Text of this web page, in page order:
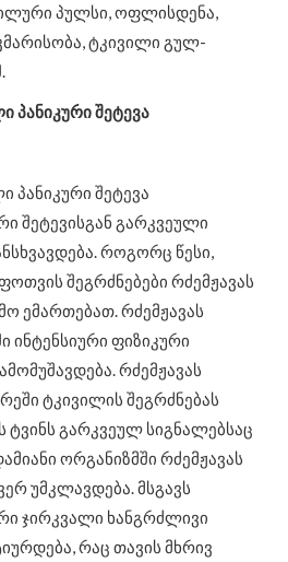
პულსი, ოფლისდენა,
ტკივილი გულ-
პანიკური შეტევა
პანიკური შეტევა
შეტევისგან გარკვეული
როგორც წესი,
შეგრძნებები რძემჟავას
ემართებათ. რძემჟავას
ინტენსიური ფიზიკური
რძემჟავას
ტკივილის შეგრძნებას
ტვინს გარკვეულ სიგნალებსაც
ორგანიზმში რძემჟავას
უმკლავდება. მსგავს
ჯირკვალი ხანგრძლივი
რაც თავის მხრივ